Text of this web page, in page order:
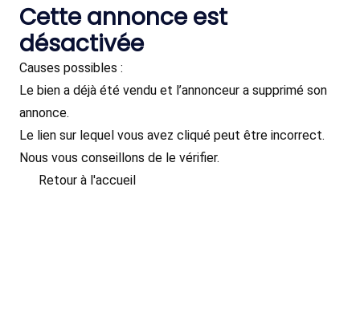
Cette annonce est
désactivée
Causes possibles :
Le bien a déjà été vendu et l’annonceur a supprimé son
annonce.
Le lien sur lequel vous avez cliqué peut être incorrect.
Nous vous conseillons de le vérifier.
Retour à l'accueil